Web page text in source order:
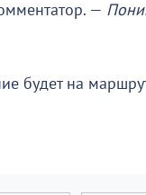
—
будет на